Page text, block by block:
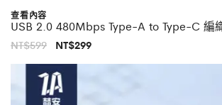
查看內容
USB 2.0 480Mbps Type-A to Type-C 編
NT$599 原
價
格：
NT$599。
NT$299目
價